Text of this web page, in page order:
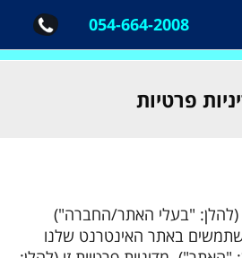
054-664-2008
​​​​​​
פרטיות
(להלן: "בעלי האתר/החברה")
באתר האינטרנט שלנו